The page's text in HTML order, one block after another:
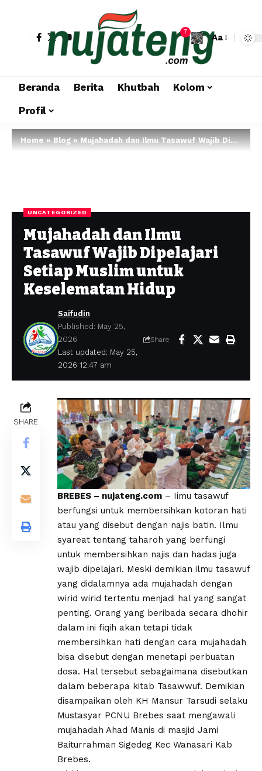
7
Aa
Beranda Berita Khutbah
Kolom
Profil
Home»Blog»Mujahadah dan Ilmu Tasawuf Wajib Dipelajari Setiap Muslim untuk Keselematan Hidup
UNCATEGORIZED
Mujahadah dan Ilmu
Tasawuf Wajib Dipelajari
Setiap Muslim untuk
Keselematan Hidup
Last updated: May 25,
2026 12:47 am
Saifudin
Published: May 25,
2026
Share
SHARE
BREBES – nujateng.com – Iimu tasawuf
berfungsi untuk membersihkan kotoran hati
atau yang disebut dengan najis batin. Ilmu
syareat tentang taharoh yang berfungi
untuk membersihkan najis dan hadas juga
wajib dipelajari. Meski demikian ilmu tasawuf
yang didalamnya ada mujahadah dengan
wirid wirid tertentu menjadi hal yang sangat
penting. Orang yang beribada secara dhohir
dalam ini fiqih akan tetapi tidak
membersihkan hati dengan cara mujahadah
bisa disebut dengan menetapi perbuatan
dosa. Hal tersebut sebagaimana disebutkan
dalam beberapa kitab Tasawwuf. Demikian
disampaikan oleh KH Mansur Tarsudi selaku
Mustasyar PCNU Brebes saat mengawali
mujahadah Ahad Manis di masjid Jami
Baiturrahman Sigedeg Kec Wanasari Kab
Brebes.